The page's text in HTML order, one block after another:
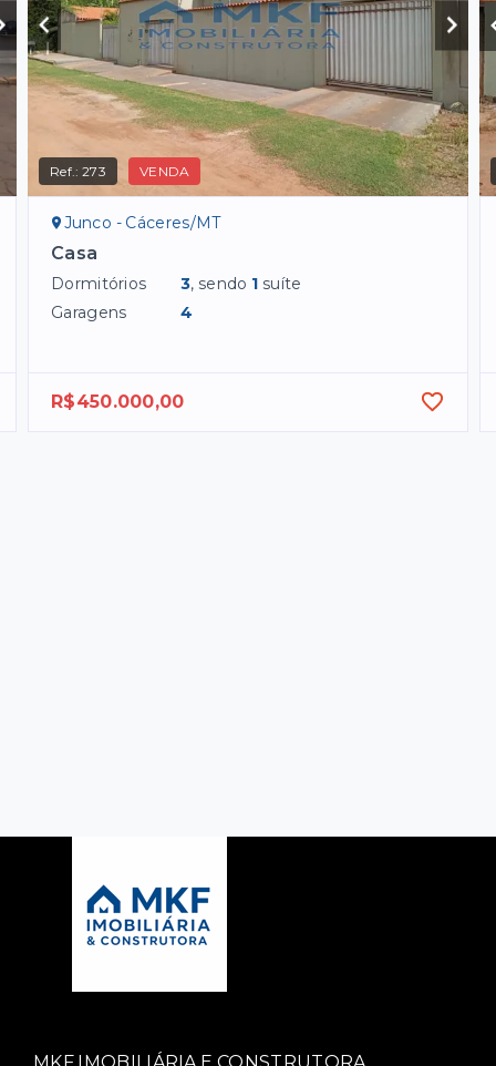
Ref.:273 VENDA
Junco - Cáceres/MT
Casa
Dormitórios 3, sendo 1 suíte
Garagens
4
R$450.000,00